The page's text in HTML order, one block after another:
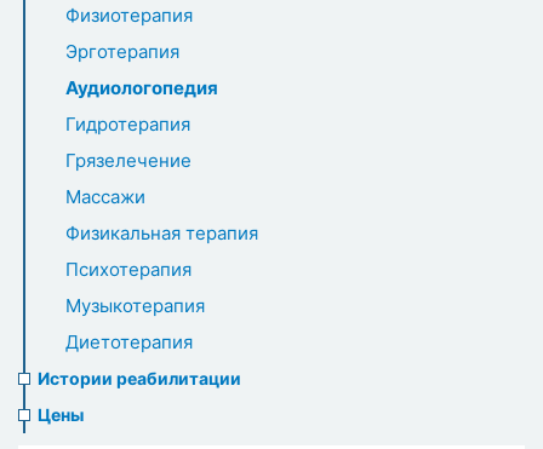
Физиотерапия
Эрготерапия
Аудиологопедия
Гидротерапия
Грязелечение
Массажи
Физикальная терапия
Психотерапия
Музыкотерапия
Диетотерапия
Истории реабилитации
Цены